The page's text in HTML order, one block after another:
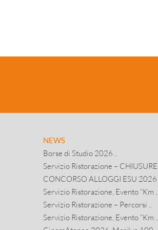
NEWS
Borse di Studio 2026 ..
Servizio Ristorazione – CHIUSURE ..
CONCORSO ALLOGGI ESU 2026 ..
Servizio Ristorazione, Evento “Km ..
Servizio Ristorazione – Percorsi ..
Servizio Ristorazione, Evento “Km ..